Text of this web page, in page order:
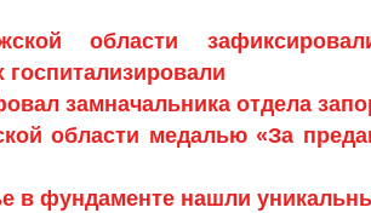
области
замначальника отдела
области медалью «За
в фундаменте нашли